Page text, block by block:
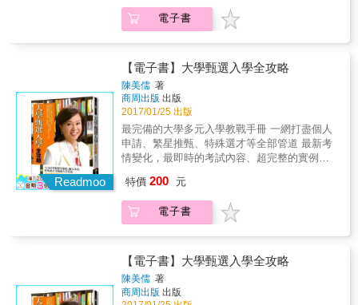
間。 ▲理解課本的核心概念、不死背，考試才
能舉一反三。 ▲加強閱讀訓練，增進理解力，
提升答題速度。 & ◎徹底活用！上課、生活都
鍵、概念，複習事半功倍。 ▲心智圖：整理不
同章節的龐雜概念、課外創意發想。 ▲階層式
筆記法：將同一章節的細節分門別類。 ▲康乃
爾筆記法：整理上課補充的零碎內容。 & 針對
108新課綱，提供學生最詳細、堅實的備戰計畫
告訴家長陪伴考生、促進溝通的寶貴建議 一起
朝理想目標邁進！
能考上！ 書念懂了，本書讓你不白費力氣，一
定能考上； 書念不懂的，本書教你只要會考
上、想要兒女代代出狀元， 你，一定不能錯過
這一本考試勝經！ & 這本書，讓你破釜沉舟的
決心＆每一分的努力，都成為考上的分數累
積。 & 本書適用： 1. 想要孩子金榜題名的父母
2. 利用本書想不論小考大考都拿高分的你 3. 明
明很努力，但考試分數總是差一點點，飲恨的
你 4. 邊工作邊準備考證照、公職
&hellip;&hellip;時間很緊迫的你 5. 考不上生不
如死，不想悔恨遺憾，一定要考上的你 【本書
考試拿高分的方法，化繁為簡、一看就懂，真
正有用又全面性的考試必備書 ▍（2）3階段考
程x30條圖文高效法則，一次擁有每考必中教戰
x銀行國營事業，適用大多數中等生的萬用備考
法 & 【本書重點】 & 看金牌律師歷經一次失
敗，全面通徹之後，修正、調整的心血結晶，
電子書
Readmoo
【電子書】大學甄選入學全攻略
陳美儒 著
商周出版 出版
2017/01/25 出版
最完備的大學多元入學教戰手冊 一網打盡個人
申請、繁星推甄、特殊選才等全部管道 最新考
情變化，最即時的考試內容、超完整的實例演
甄逐漸成為多元入學的主流&hellip;&hellip; 106
學年度起，不看學測成績的「特殊選才」即將
增加錄取人數，並於107學年度成為正式入學管
資訊，了解了各家學校的最新變化了嗎？ 大學
甄選入學管道變了又變，制度改了又改，多元
化入學雖然增加了考生們錄取的機會，不過其
中的過程也相當複雜，別說十七、八歲的年輕
特價 200 元
電子書
【電子書】大學甄選入學全攻略
陳美儒 著
商周出版 出版